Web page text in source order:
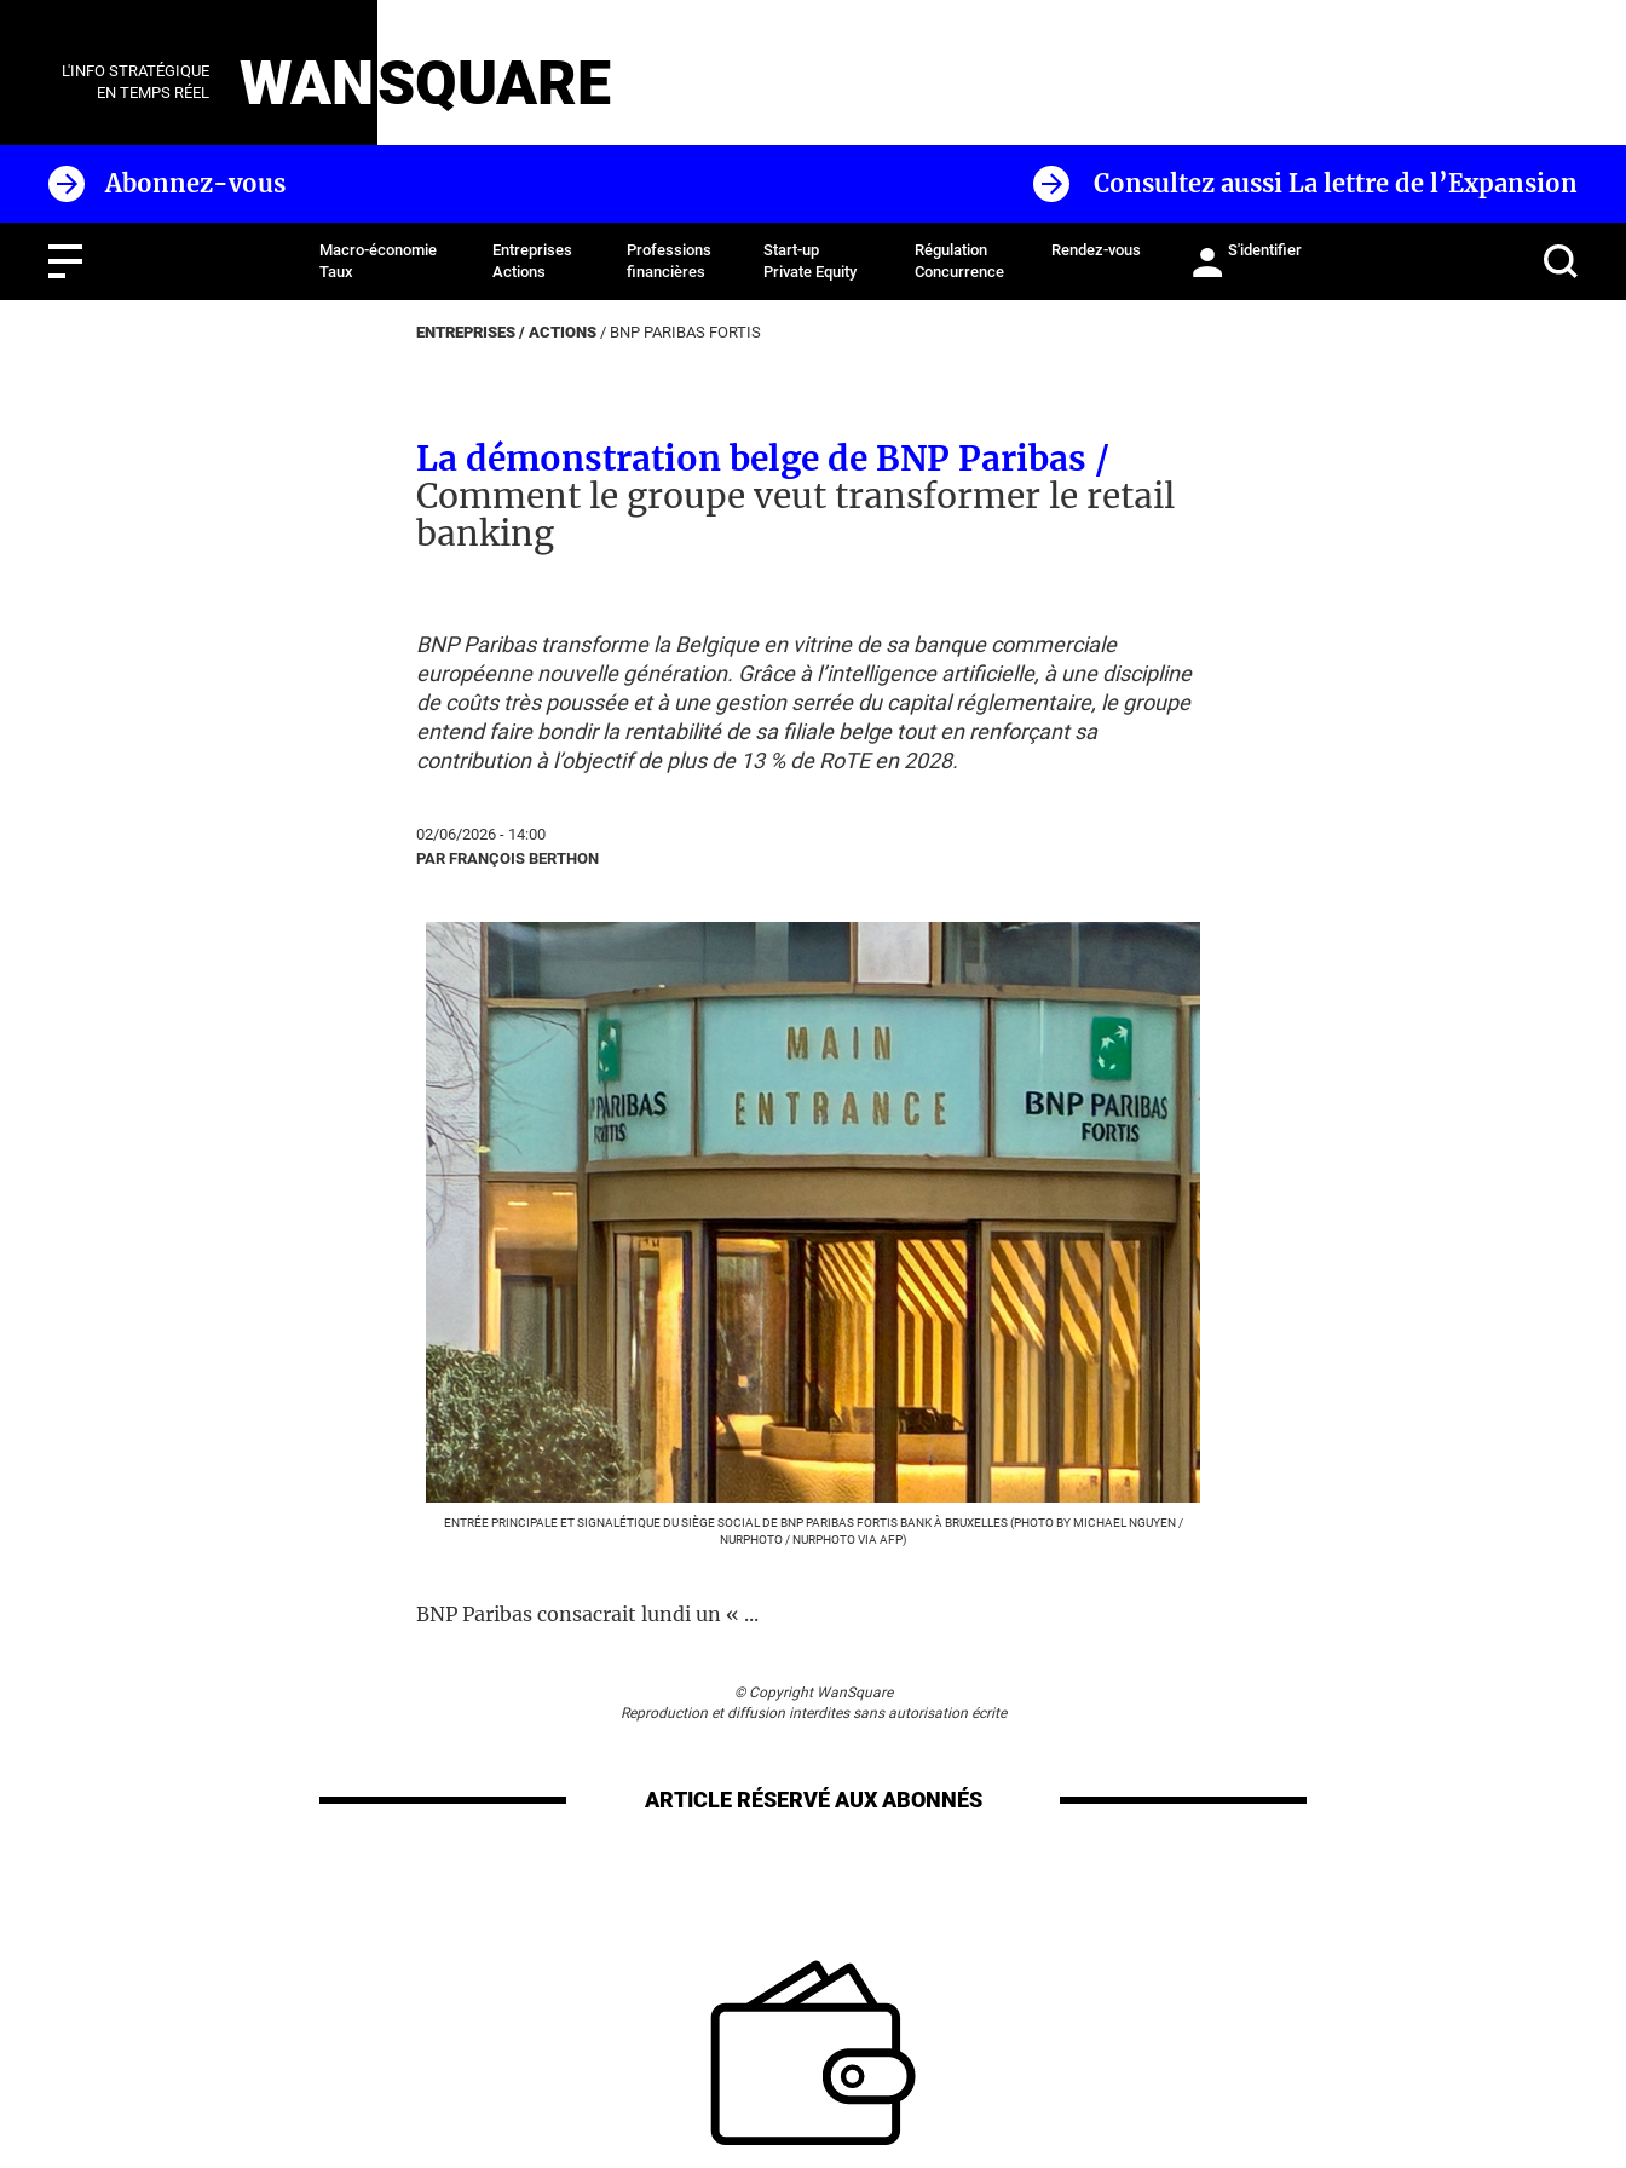
L'INFO STRATÉGIQUE
EN TEMPS RÉEL
WANSQUARE
Abonnez-vous Consultez aussi La lettre de l’Expansion
Macro-économie
Taux
Entreprises
Actions
Professions
financières
Start-up
Private Equity
Régulation
Concurrence
Rendez-vous S'identifier
ENTREPRISES / ACTIONS / BNP PARIBAS FORTIS
La démonstration belge de BNP Paribas /
Comment le groupe veut transformer le retail
banking
BNP Paribas transforme la Belgique en vitrine de sa banque commerciale
européenne nouvelle génération. Grâce à l’intelligence artificielle, à une discipline
de coûts très poussée et à une gestion serrée du capital réglementaire, le groupe
entend faire bondir la rentabilité de sa filiale belge tout en renforçant sa
contribution à l’objectif de plus de 13 % de RoTE en 2028.
02/06/2026 - 14:00
PAR FRANÇOIS BERTHON
ENTRÉE PRINCIPALE ET SIGNALÉTIQUE DU SIÈGE SOCIAL DE BNP PARIBAS FORTIS BANK À BRUXELLES (PHOTO BY MICHAEL NGUYEN /
NURPHOTO / NURPHOTO VIA AFP)
BNP Paribas consacrait lundi un « ...
© Copyright WanSquare
Reproduction et diffusion interdites sans autorisation écrite
ARTICLE RÉSERVÉAUX ABONNÉS